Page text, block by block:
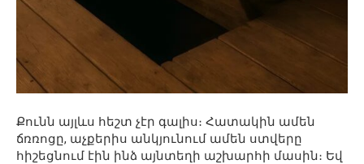
Քունն այլևս հեշտ չէր գալիս։ Հատակին ամեն
ճռռոցը, աչքերիս անկյունում ամեն ստվերը
հիշեցնում էին ինձ այնտեղի աշխարհի մասին։ Եվ